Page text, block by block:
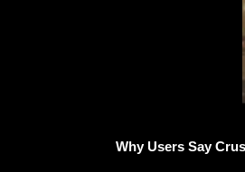
Why Users Say